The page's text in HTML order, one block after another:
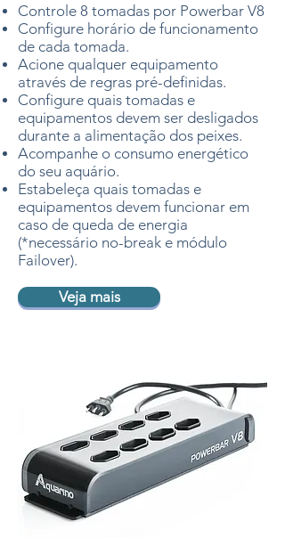
Controle 8 tomadas por Powerbar V8
Configure horário de funcionamento
de cada tomada.
Acione qualquer equipamento
através de regras pré-definidas.
Configure quais tomadas e
equipamentos devem ser desligados
durante a alimentação dos peixes.
Acompanhe o consumo energético
do seu aquário.​
Estabeleça quais tomadas e
equipamentos devem funcionar em
caso de queda de energia
(*necessário no-break e módulo
Failover).
Veja mais